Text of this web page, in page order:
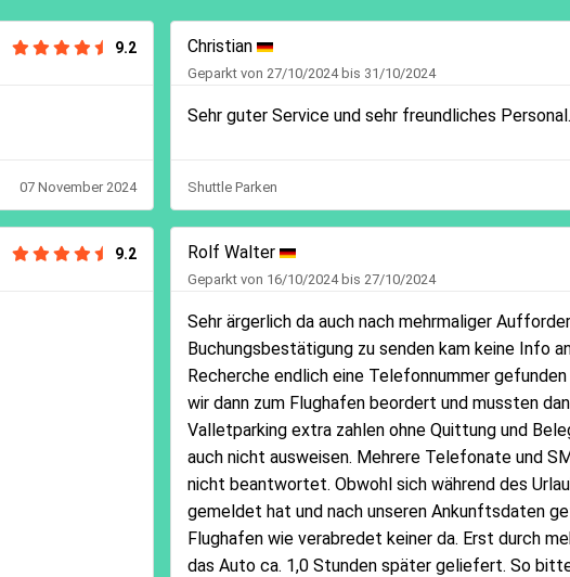
9.2
07 November 2024
Christian
Geparkt von 27/10/2024 bis 31/10/2024
Sehr guter Service und sehr freundliches Personal.
Shuttle Parken
9.2 Rolf Walter
Geparkt von 16/10/2024 bis 27/10/2024
Sehr ärgerlich da auch nach mehrmaliger
Buchungsbestätigung zu senden kam keine Info
Recherche endlich eine Telefonnummer
wir dann zum Flughafen beordert und mussten
Valletparking extra zahlen ohne Quittung und
auch nicht ausweisen. Mehrere Telefonate und
nicht beantwortet. Obwohl sich während des
gemeldet hat und nach unseren Ankunftsdaten
Flughafen wie verabredet keiner da. Erst durch
das Auto ca. 1,0 Stunden später geliefert. So